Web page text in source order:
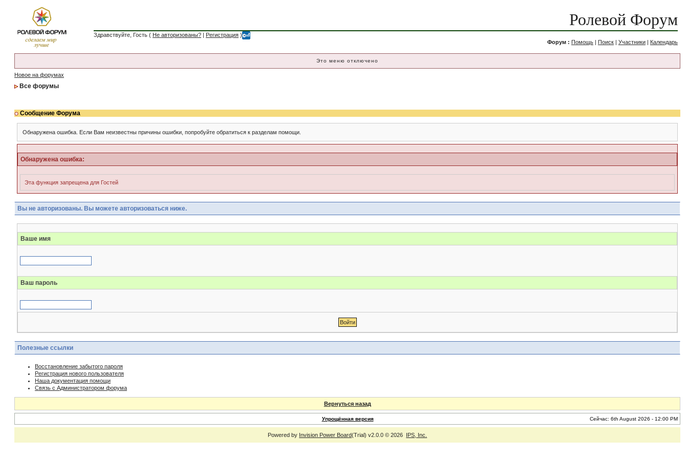
Ролевой Форум
Здравствуйте, Гость ( Не авторизованы? | Регистрация )
Форум : Помощь | Поиск | Участники | Календарь
Это меню отключено
Новое на форумах
Все форумы
Сообщение Форума
Обнаружена ошибка. Если Вам неизвестны причины ошибки, попробуйте обратиться к разделам помощи.
Обнаружена ошибка:
Эта функция запрещена для Гостей
Вы не авторизованы. Вы можете авторизоваться ниже.
Ваше имя
Ваш пароль
Полезные ссылки
Восстановление забытого пароля
Регистрация нового пользователя
Наша документация помощи
Связь с Администратором форума
Вернуться назад
Упрощённая версия Сейчас: 6th August 2026 - 12:00 PM
Powered by Invision Power Board(Trial) v2.0.0 © 2026 IPS, Inc.